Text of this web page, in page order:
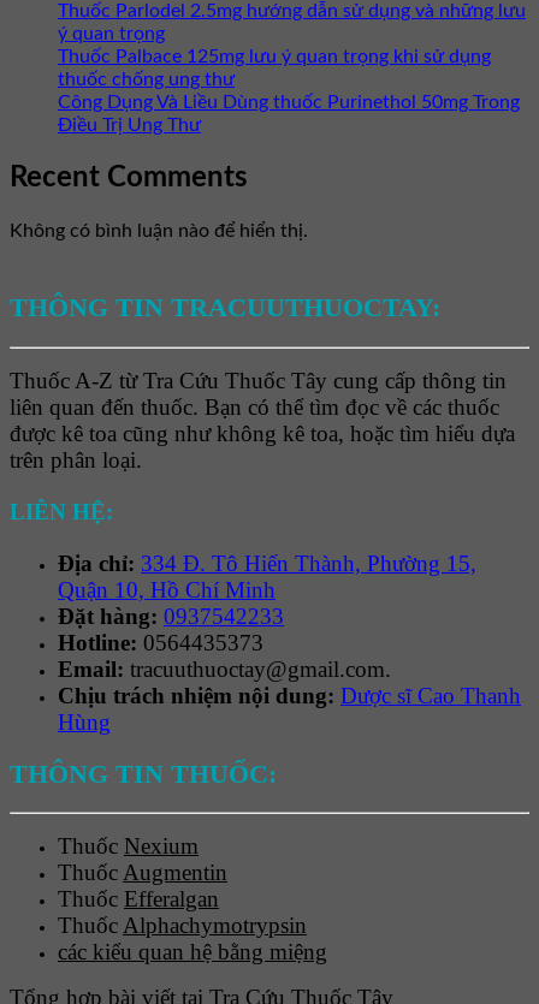
Thuốc Parlodel 2.5mg hướng dẫn sử dụng và những lưu
ý quan trọng
Thuốc Palbace 125mg lưu ý quan trọng khi sử dụng
thuốc chống ung thư
Công Dụng Và Liều Dùng thuốc Purinethol 50mg Trong
Điều Trị Ung Thư
Recent Comments
Không có bình luận nào để hiển thị.
THÔNG TIN TRACUUTHUOCTAY:
Thuốc A-Z từ Tra Cứu Thuốc Tây cung cấp thông tin
liên quan đến thuốc. Bạn có thể tìm đọc về các thuốc
được kê toa cũng như không kê toa, hoặc tìm hiểu dựa
trên phân loại.
LIÊN HỆ:
Địa chỉ: 334 Đ. Tô Hiến Thành, Phường 15,
Quận 10, Hồ Chí Minh
Đặt hàng: 0937542233
Hotline: 0564435373
Email: tracuuthuoctay@gmail.com.
Chịu trách nhiệm nội dung: Dược sĩ Cao Thanh
Hùng
THÔNG TIN THUỐC:
Thuốc Nexium
ThuốcAugmentin
Thuốc Efferalgan
ThuốcAlphachymotrypsin
các kiểu quan hệ bằng miệng
Tổng hợp bài viết tại Tra Cứu Thuốc Tây